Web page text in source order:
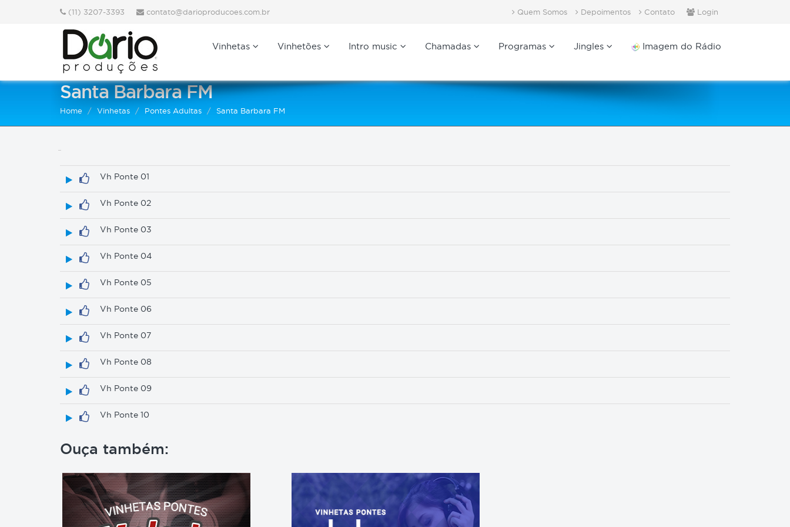
(11) 3207-3393 contato@darioproducoes.com.br Login
Quem Somos Depoimentos Contato
Vinhetas Vinhetões Intro music Chamadas Programas Jingles Imagem do Rádio
Santa Barbara FM
Home Vinhetas Pontes Adultas Santa Barbara FM
Vh Ponte 01
Vh Ponte 02
Vh Ponte 03
Vh Ponte 04
Vh Ponte 05
Vh Ponte 06
Vh Ponte 07
Vh Ponte 08
Vh Ponte 09
Vh Ponte 10
Ouça também: